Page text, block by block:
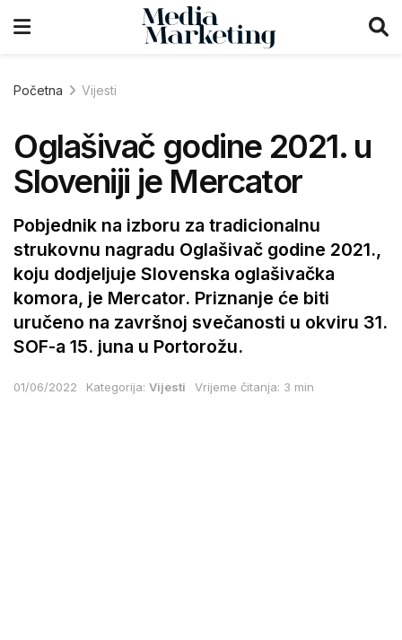
Početna Vijesti
Oglašivač godine 2021. u
Sloveniji je Mercator
Pobjednik na izboru za tradicionalnu
strukovnu nagradu Oglašivač godine 2021.,
koju dodjeljuje Slovenska oglašivačka
komora, je Mercator. Priznanje će biti
uručeno na završnoj svečanosti u okviru 31.
SOF-a 15. juna u Portorožu.
01/06/2022 Kategorija: Vijesti Vrijeme čitanja: 3 min